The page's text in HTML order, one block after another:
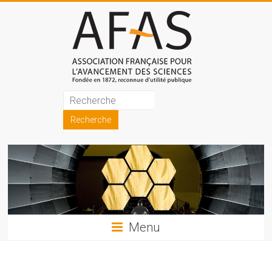
Association
française
pour
l'avancement
des
sciences
Menu